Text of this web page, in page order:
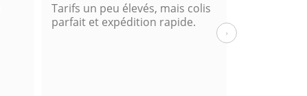
Tarifs un peu élevés, mais colis
parfait et expédition rapide.
›